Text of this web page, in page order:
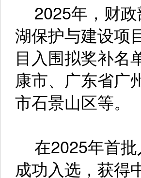
2025年，财政
湖保护与建设项
目入围拟奖补名
康市、广东省广
市石景山区等。
在2025年首批
成功入选，获得